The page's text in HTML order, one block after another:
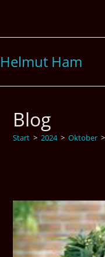
springen
Helmut Ham
Blog
Start > 2024 > Oktober >